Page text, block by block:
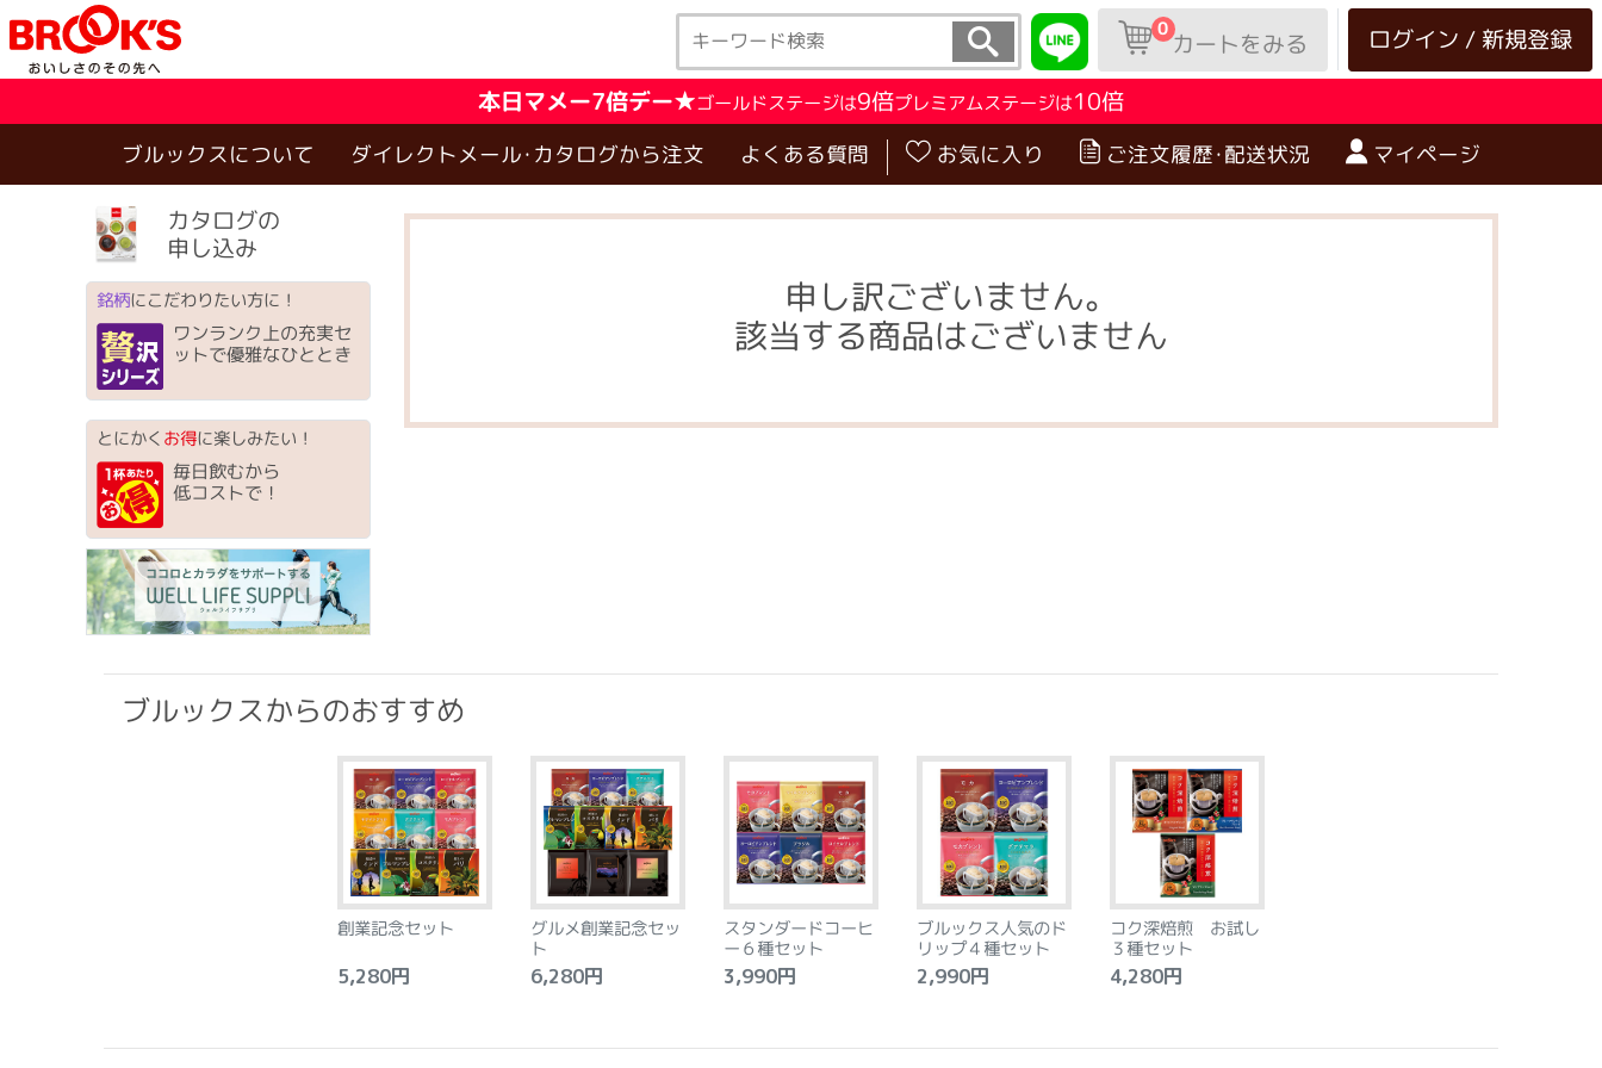
ログイン / 新規登録
0カートをみる
本日マメー7倍デー★ゴールドステージは9倍プレミアムステージは10倍
ブルックスについて ダイレクトメール･カタログから注文 よくある質問 お気に入り ご注文履歴･配送状況 マイページ
カタログの
申し込み
銘柄にこだわりたい方に！
ワンランク上の充実セ
ットで優雅なひととき
とにかく お得に楽しみたい！
毎日飲むから
低コストで！
申し訳ございません。
該当する商品はございません
ブルックスからのおすすめ
創業記念セット
5,280円
グルメ創業記念セッ
ト
6,280円
スタンダードコーヒ
ー６種セット
3,990円
ブルックス人気のド
リップ４種セット
2,990円
コク深焙煎 お試し
３種セット
4,280円